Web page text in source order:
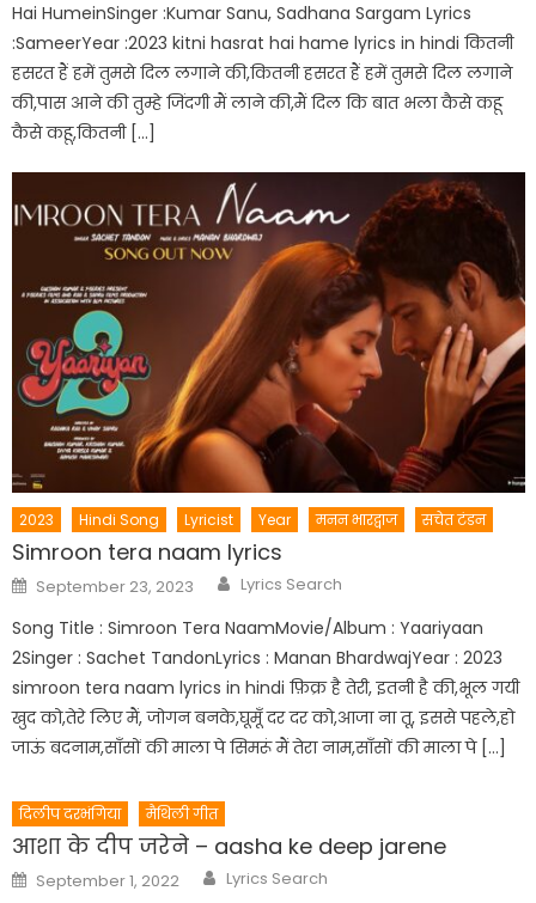
Hai HumeinSinger :Kumar Sanu, Sadhana Sargam Lyrics
:SameerYear :2023 kitni hasrat hai hame lyrics in hindi कितनी
हसरत हैं हमें तुमसे दिल लगाने की,कितनी हसरत हैं हमें तुमसे दिल लगाने
की,पास आने की तुम्हे जिंदगी मैं लाने की,मैं दिल कि बात भला कैसे कहू
कैसे कहू,कितनी […]
2023 Hindi Song Lyricist Year मनन भारद्वाज सचेत टंडन
Simroon tera naam lyrics
Posted
on
September 23, 2023 Author
Lyrics Search
Song Title : Simroon Tera NaamMovie/Album : Yaariyaan
2Singer : Sachet TandonLyrics : Manan BhardwajYear : 2023
simroon tera naam lyrics in hindi फ़िक्र है तेरी, इतनी है की,भूल गयी
खुद को,तेरे लिए मैं, जोगन बनके,घूमूँ दर दर को,आजा ना तू, इससे पहले,हो
जाऊं बदनाम,साँसों की माला पे सिमरूं मैं तेरा नाम,साँसों की माला पे […]
दिलीप दरभंगिया मैथिली गीत
आशा के दीप जरेने – aasha ke deep jarene
Posted
on
September 1, 2022 Author
Lyrics Search